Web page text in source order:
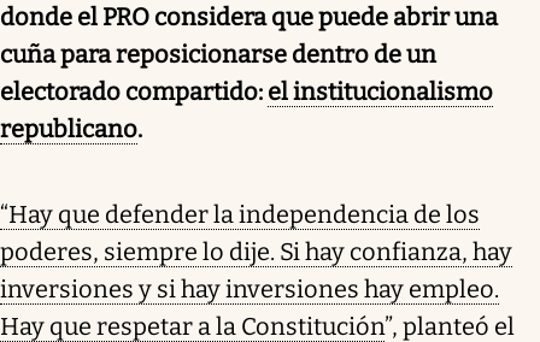
donde el PRO considera que puede abrir una
cuña para reposicionarse dentro de un
electorado compartido: el institucionalismo
republicano.
“Hay que defender la independencia de los
poderes, siempre lo dije. Si hay confianza, hay
inversiones y si hay inversiones hay empleo.
Hay que respetar a la Constitución”, planteó el